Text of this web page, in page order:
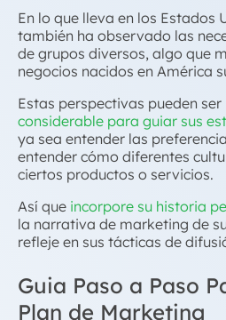
En lo que lleva en los Estados
también ha observado las
de grupos diversos, algo que
negocios nacidos en América
Estas perspectivas pueden ser
considerable para guiar sus
ya sea entender las
entender cómo diferentes
ciertos productos o servicios.
Así que incorpore su historia
la narrativa de marketing de
refleje en sus tácticas de
Guia Paso a Paso
Plan de Marketing